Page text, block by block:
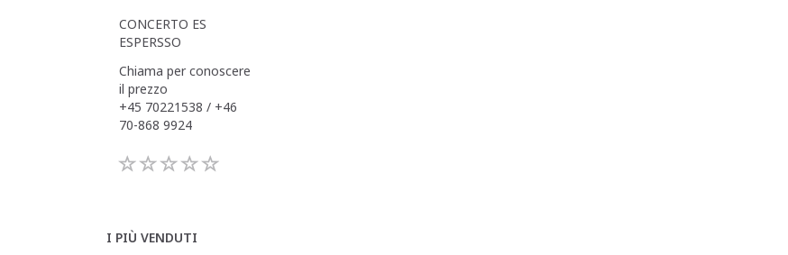
CONCERTO ES
ESPERSSO
Chiama per conoscere
il prezzo
+45 70221538 / +46
70-868 9924
I PIÙ VENDUTI